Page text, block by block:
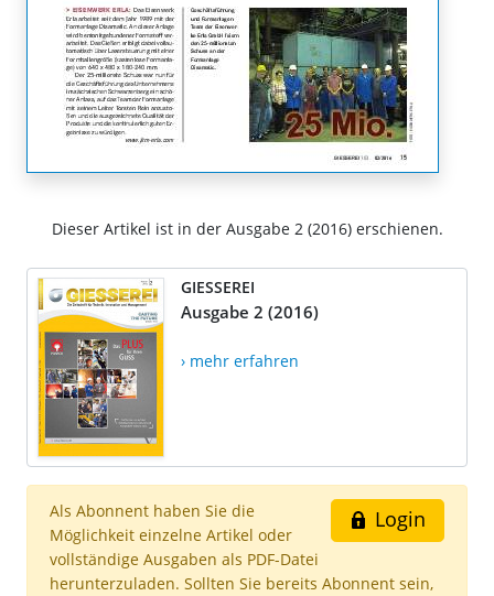
Dieser Artikel ist in der Ausgabe 2 (2016) erschienen.
GIESSEREI
Ausgabe 2 (2016)
› mehr erfahren
Login
Als Abonnent haben Sie die
Möglichkeit einzelne Artikel oder
vollständige Ausgaben als PDF-Datei
herunterzuladen. Sollten Sie bereits Abonnent sein,